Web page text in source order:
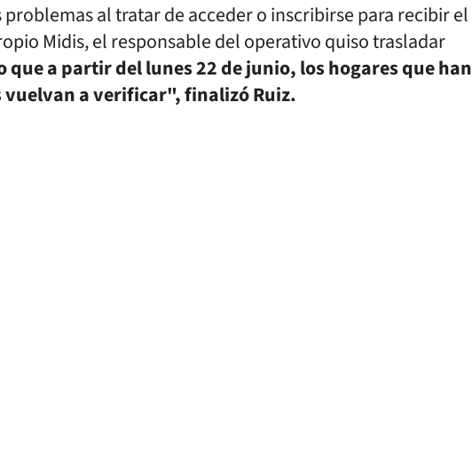
problemas al tratar de acceder o inscribirse para recibir el
Midis, el responsable del operativo quiso trasladar
que a partir del lunes 22 de junio, los hogares que han
a verificar", finalizó Ruiz.